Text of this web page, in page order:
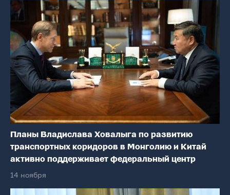
Планы Владислава Ховалыга по развитию
транспортных коридоров в Монголию и Китай
активно поддерживает федеральный центр
14 ноября